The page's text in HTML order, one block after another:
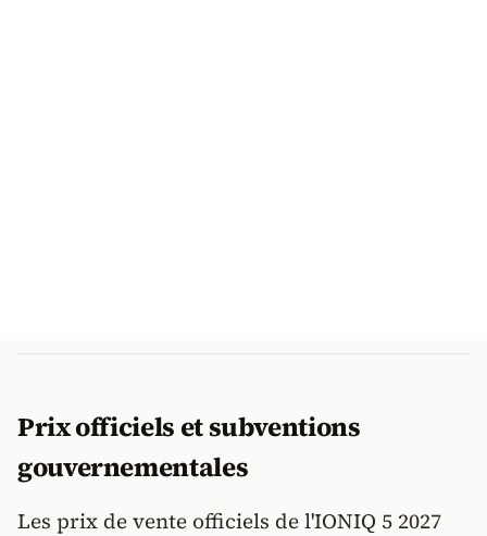
Prix officiels et subventions
gouvernementales
Les prix de vente officiels de l'IONIQ 5 2027